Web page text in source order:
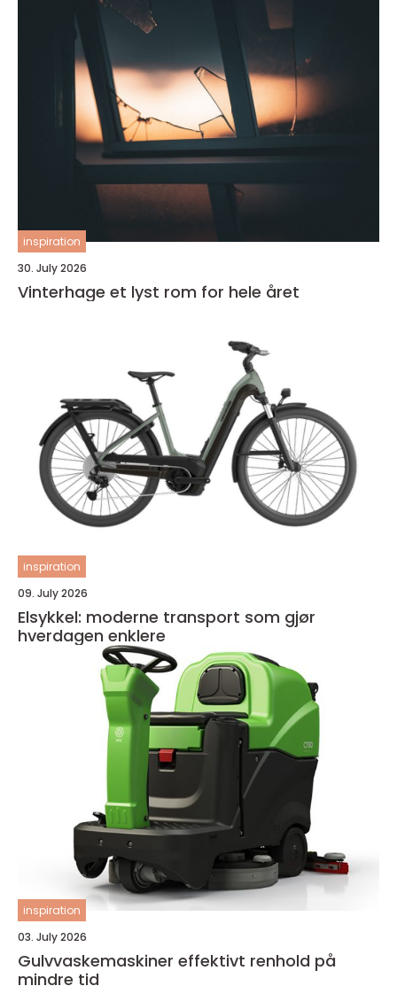
inspiration
30. July 2026
Vinterhage et lyst rom for hele året
inspiration
09. July 2026
Elsykkel: moderne transport som gjør
hverdagen enklere
inspiration
03. July 2026
Gulvvaskemaskiner effektivt renhold på
mindre tid